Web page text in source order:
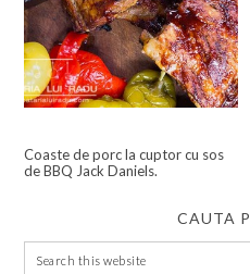
Coaste de porc la cuptor cu sos
de BBQ Jack Daniels.
CAUTA